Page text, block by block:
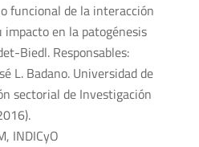
funcional de la interacción
impacto en la patogénesis
Biedl. Responsables:
L. Badano. Universidad de
sectorial de Investigación
INDICyO